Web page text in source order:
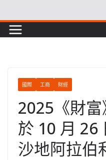
to
content
國際 工商 財經
2025《財
於 10 月 26
沙地阿拉伯